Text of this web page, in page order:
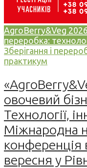
AgroBerry&Veg
переробка:
Зберігання і
практикум
овочевий
Технології,
Міжнародна
конференція
вересня у